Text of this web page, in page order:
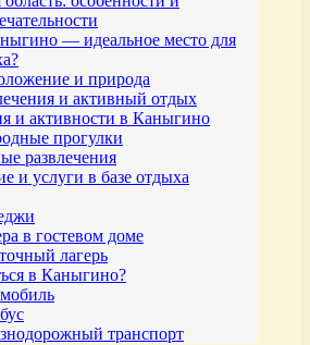
— идеальное место для
и природа
и активный отдых
и активности в Каныгино
прогулки
развлечения
и услуги в базе отдыха
в гостевом доме
лагерь
в Каныгино?
транспорт